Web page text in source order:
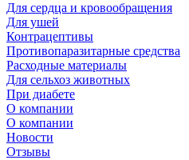
Для сердца и кровообращения
Для ушей
Контрацептивы
Противопаразитарные средства
Расходные материалы
Для сельхоз животных
При диабете
О компании
О компании
Новости
Отзывы